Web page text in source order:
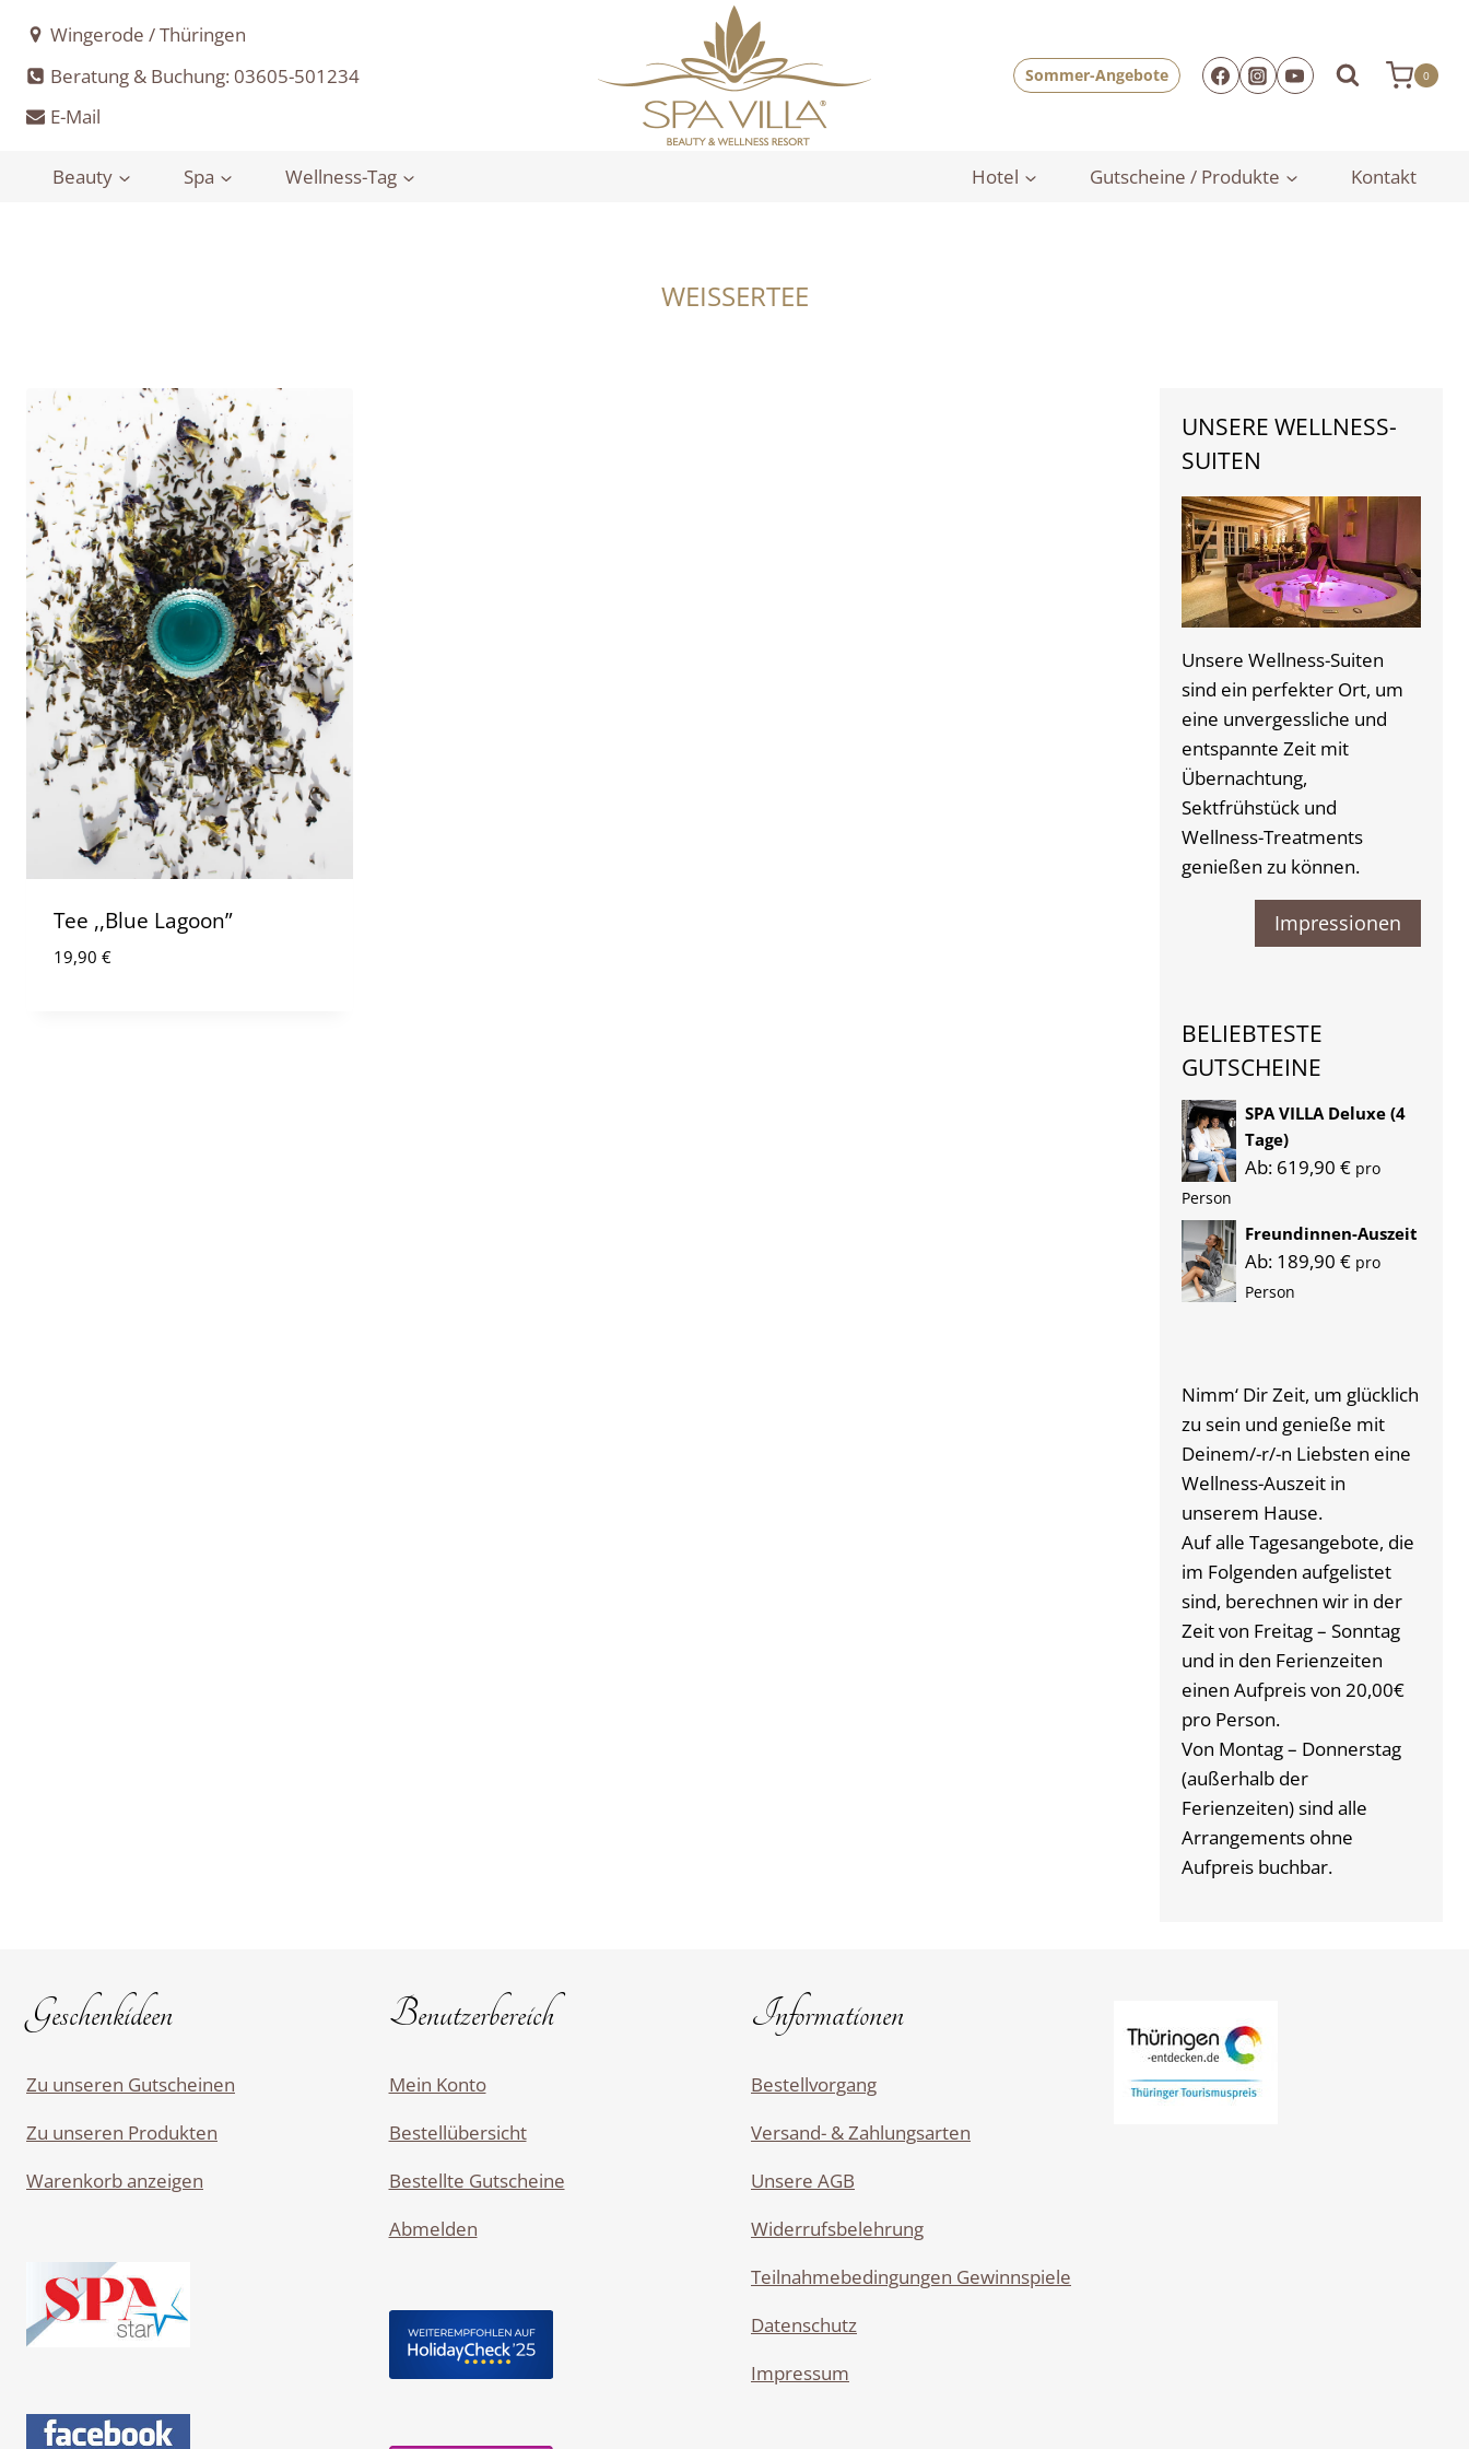
Inhalt
springen
Wingerode / Thüringen
Beratung & Buchung: 03605-501234
E-Mail
Sommer-Angebote 0
Beauty Spa Wellness-Tag Hotel Gutscheine / Produkte Kontakt
WEISSERTEE
Tee ,,Blue Lagoon”
19,90 €
UNSERE WELLNESS-
SUITEN
Unsere Wellness-Suiten
sind ein perfekter Ort, um
eine unvergessliche und
entspannte Zeit mit
Übernachtung,
Sektfrühstück und
Wellness-Treatments
genießen zu können.
Impressionen
BELIEBTESTE
GUTSCHEINE
SPA VILLA Deluxe (4
Tage)
Ab: 619,90 €pro
Person
Freundinnen-Auszeit
Ab: 189,90 €pro
Person
Nimm‘ Dir Zeit, um glücklich
zu sein und genieße mit
Deinem/-r/-n Liebsten eine
Wellness-Auszeit in
unserem Hause.
Auf alle Tagesangebote, die
im Folgenden aufgelistet
sind, berechnen wir in der
Zeit von Freitag – Sonntag
und in den Ferienzeiten
einen Aufpreis von 20,00€
pro Person.
Von Montag – Donnerstag
(außerhalb der
Ferienzeiten) sind alle
Arrangements ohne
Aufpreis buchbar.
Geschenkideen
Zu unseren Gutscheinen
Zu unseren Produkten
Warenkorb anzeigen
Benutzerbereich
Mein Konto
Bestellübersicht
Bestellte Gutscheine
Abmelden
Informationen
Bestellvorgang
Versand- & Zahlungsarten
Unsere AGB
Widerrufsbelehrung
Teilnahmebedingungen Gewinnspiele
Datenschutz
Impressum